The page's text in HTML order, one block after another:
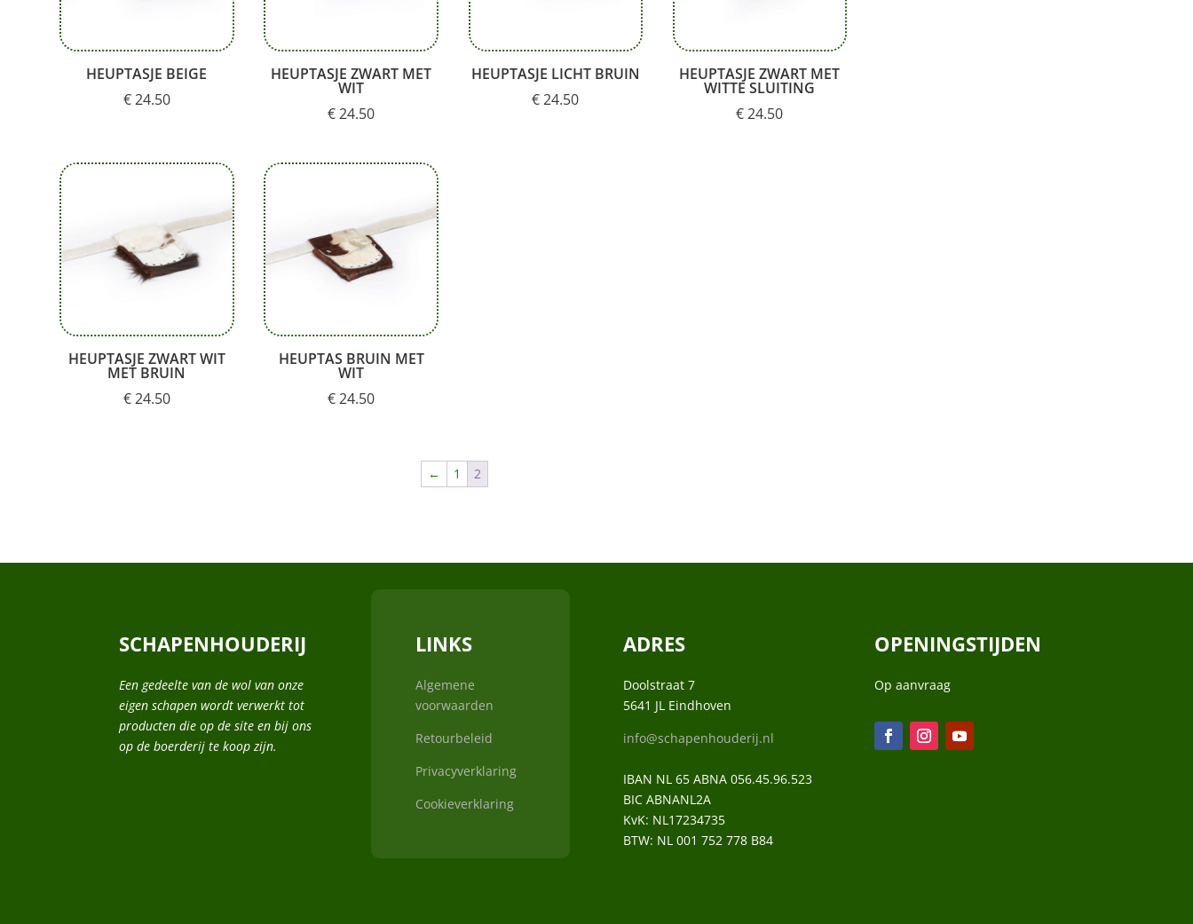
HEUPTASJE BEIGE
€24.50
HEUPTASJE ZWART MET
WIT
€24.50
HEUPTASJE LICHT BRUIN
€24.50
HEUPTASJE ZWART MET
WITTE SLUITING
€24.50
HEUPTASJE ZWART WIT
MET BRUIN
€24.50
HEUPTAS BRUIN MET
WIT
€24.50
← 1 2
SCHAPENHOUDERIJ
Een gedeelte van de wol van onze
eigen schapen wordt verwerkt tot
producten die op de site en bij ons
op de boerderij te koop zijn.
LINKS
Algemene
voorwaarden
Retourbeleid
Privacyverklaring
Cookieverklaring
ADRES
Doolstraat 7
5641 JL Eindhoven
info@schapenhouderij.nl
IBAN NL 65 ABNA 056.45.96.523
BIC ABNANL2A
KvK: NL17234735
BTW: NL 001 752 778 B84
OPENINGSTIJDEN
Op aanvraag